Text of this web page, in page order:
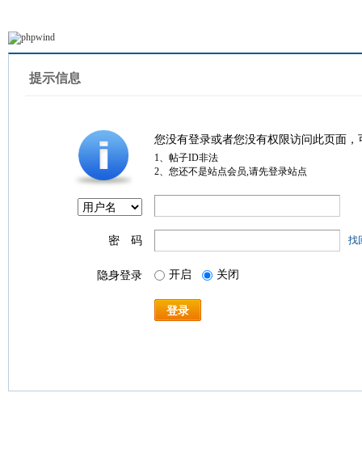
提示信息
您没有登录或者您没有权限访问此页面
1、帖子ID非法
2、您还不是站点会员,请先登录站点
密 码 找
隐身登录 开启 关闭
登录